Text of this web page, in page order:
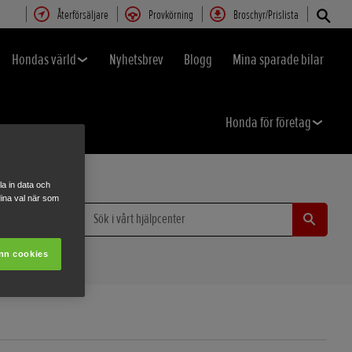
Återförsäljare Provkörning Broschyr/Prislista
Hondas värld Nyhetsbrev Blogg Mina sparade bilar
Honda för företag
in data och
val när som
cookies